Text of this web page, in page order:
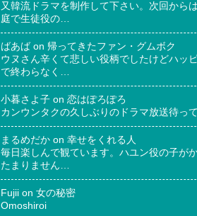
又韓流ドラマを制作して下さい。次回から
庭で生徒役の…
ばあば on 帰ってきたファン・グムボク
ウヌさん辛くて悲しい役柄でしたけどハッ
で終わらなく…
小暮さよ子 on 恋はぽろぽろ
カンウンタクの久しぶりのドラマ放送待っ
まるめだか on 幸せをくれる人
毎日楽しんで観ています。ハユン役の子が
たまりません…
Fujii on 女の秘密
Omoshiroi